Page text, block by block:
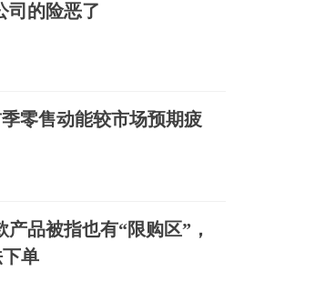
司的险恶了
零售动能较市场预期疲
品被指也有“限购区”，
单